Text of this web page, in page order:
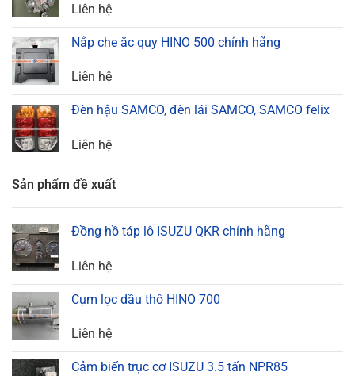
Liên hệ
Nắp che ắc quy HINO 500 chính hãng
Liên hệ
Đèn hậu SAMCO, đèn lái SAMCO, SAMCO felix
Liên hệ
Sản phẩm đề xuất
Đồng hồ táp lô ISUZU QKR chính hãng
Liên hệ
Cụm lọc dầu thô HINO 700
Liên hệ
Cảm biến trục cơ ISUZU 3.5 tấn NPR85